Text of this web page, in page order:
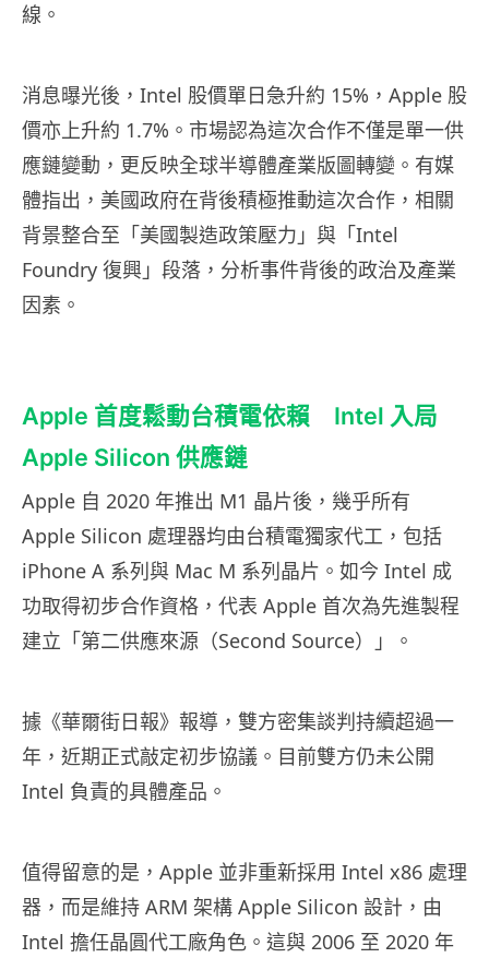
線。
消息曝光後，Intel 股價單日急升約 15%，Apple 股
價亦上升約 1.7%。市場認為這次合作不僅是單一供
應鏈變動，更反映全球半導體產業版圖轉變。有媒
體指出，美國政府在背後積極推動這次合作，相關
背景整合至「美國製造政策壓力」與「Intel
Foundry 復興」段落，分析事件背後的政治及產業
因素。
Apple 首度鬆動台積電依賴 Intel 入局
Apple Silicon 供應鏈
Apple 自 2020 年推出 M1 晶片後，幾乎所有
Apple Silicon 處理器均由台積電獨家代工，包括
iPhone A 系列與 Mac M 系列晶片。如今 Intel 成
功取得初步合作資格，代表 Apple 首次為先進製程
建立「第二供應來源（Second Source）」。
據《華爾街日報》報導，雙方密集談判持續超過一
年，近期正式敲定初步協議。目前雙方仍未公開
Intel 負責的具體產品。
值得留意的是，Apple 並非重新採用 Intel x86 處理
器，而是維持 ARM 架構 Apple Silicon 設計，由
Intel 擔任晶圓代工廠角色。這與 2006 至 2020 年